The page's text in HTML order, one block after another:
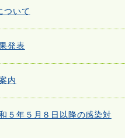
ついて
発表
内
５年５月８日以降の感染対